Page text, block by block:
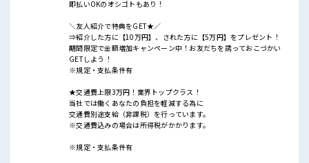
即払いOKのオシゴトもあり！
＼友人紹介で特典をGET★／
⇒紹介した方に【10万円】、された方に【5万円】をプレゼント！
期間限定で金額増加キャンペーン中！お友だちを誘っておこづかい
GETしよう！
※規定・支払条件有
★交通費上限3万円！業界トップクラス！
当社では働くあなたの負担を軽減する為に
交通費別途支給（非課税）を行っています。
※交通費込みの場合は所得税がかかります。
※規定・支払条件有